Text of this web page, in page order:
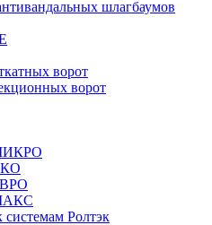
шлагбаумов
ворот
ворот
Ролтэк